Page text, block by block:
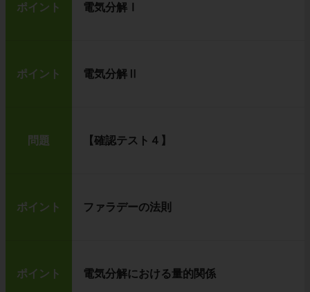
ポイント 電気分解Ⅰ
ポイント 電気分解Ⅱ
問題 【確認テスト４】
ポイント ファラデーの法則
ポイント 電気分解における量的関係